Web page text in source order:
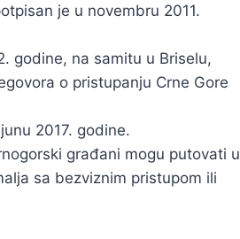
je u novembru 2011.
godine, na samitu u Briselu,
o pristupanju Crne Gore
2017. godine.
građani mogu putovati u
sa bezviznim pristupom ili